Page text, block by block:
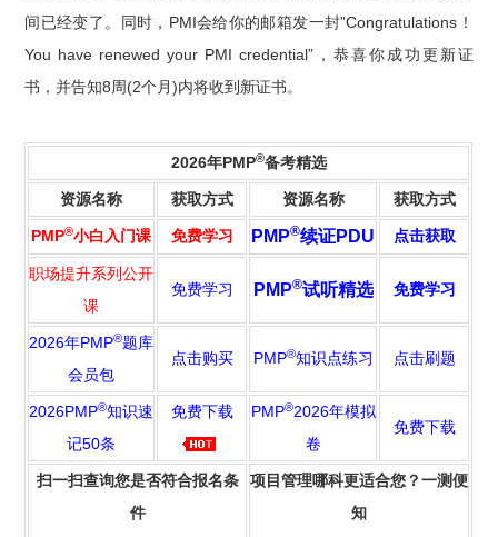
间已经变了。同时，PMI会给你的邮箱发一封”Congratulations！
You have renewed your PMI credential”，恭喜你成功更新证
书，并告知8周(2个月)内将收到新证书。
2026年PMP®备考精选
资源名称 获取方式 资源名称 获取方式
PMP®小白入门课 免费学习 PMP®续证PDU 点击获取
职场提升系列公开
课
免费学习 PMP®试听精选 免费学习
2026年PMP®题库
会员包
点击购买 PMP®知识点练习 点击刷题
2026PMP®知识速
记50条
免费下载 PMP®2026年模拟
卷
免费下载
扫一扫查询您是否符合报名条
件
项目管理哪科更适合您？一测便
知